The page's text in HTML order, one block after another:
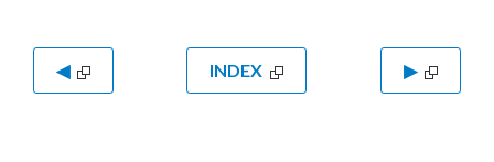
◀ INDEX ▶